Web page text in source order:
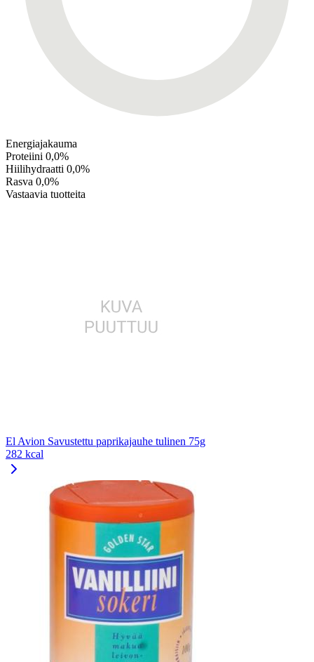
Energiajakauma
Proteiini 0,0%
Hiilihydraatti 0,0%
Rasva 0,0%
Vastaavia tuotteita
El Avion Savustettu paprikajauhe tulinen 75g
282 kcal